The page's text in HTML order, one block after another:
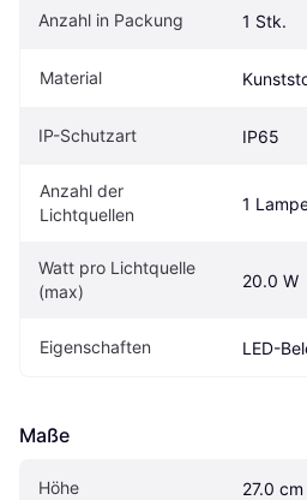
Anzahl in Packung 1 Stk.
Material
IP-Schutzart IP65
Anzahl der
Lichtquellen
1
Watt pro Lichtquelle
(max)
20.0 W
Eigenschaften LED-
Maße
Höhe 27.0 cm